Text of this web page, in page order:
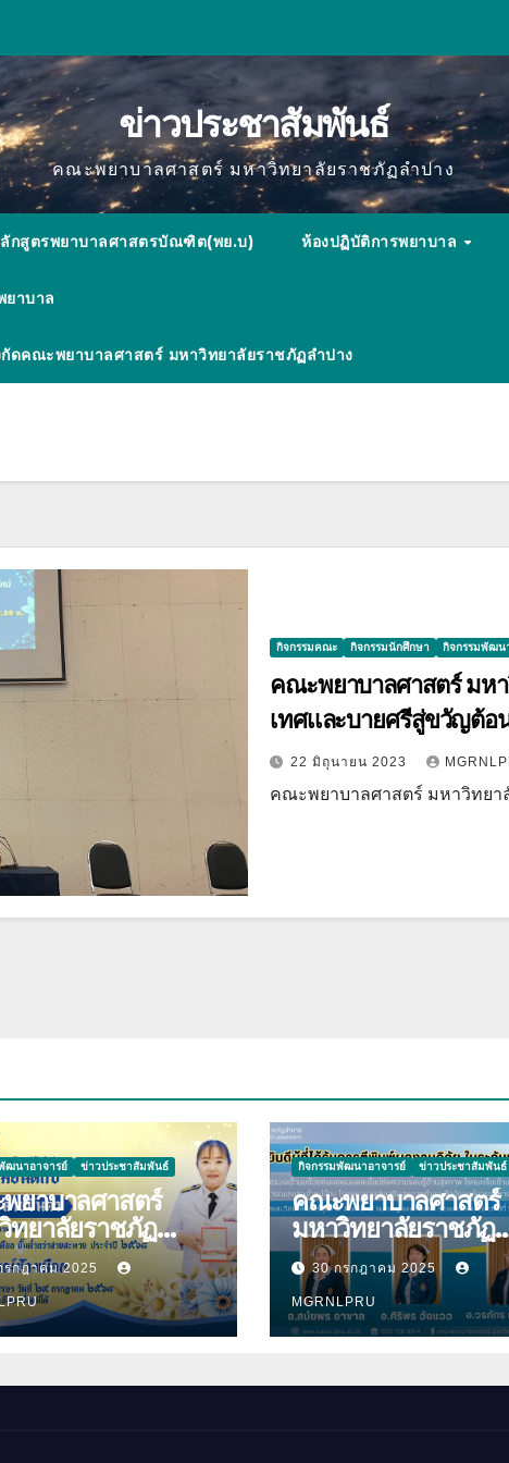
ข่าวประชาสัมพันธ์
คณะพยาบาลศาสตร์ มหาวิทยาลัยราชภัฏลำปาง
กสูตรพยาบาลศาสตรบัณฑิต(พย.บ) ห้องปฏิบัติการพยาบาล
ยาบาล
ดคณะพยาบาลศาสตร์ มหาวิทยาลัยราชภัฏลำปาง
กิจกรรมคณะ กิจกรรมนักศึกษา กิจกรรมพัฒน
คณะพยาบาลศาสตร์ มห
เทศเเละบายศรีสู่ขวัญต้
22 มิถุนายน 2023
คณะพยาบาลศาสตร์ มหาวิทยา
ฒนาอาจารย์ ข่าวประชาสัมพันธ์
ยาบาลศาสตร์
ทยาลัยราชภัฏ
ความ
บ นางมนันญา สาย
ที่ได้รับ
าชทานเครื่องราช
รกฎาคม 2025
กิจกรรมพัฒนาอาจารย์ ข่าวประชาสัมพันธ์
คณะพยาบาลศาสตร์
มหาวิทยาลัยราชภัฏ
ลำปาง ขอแสดงควา
ยินดีกับบุคลากร เนื่อ
โอกาสที่ได้รับการตี
ผลงานวิจัย
30 กรกฎาคม 2025
MGRNLPRU